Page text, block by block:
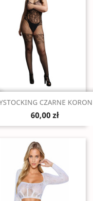
Szybki podgląd
CZARNE
60,00 zł